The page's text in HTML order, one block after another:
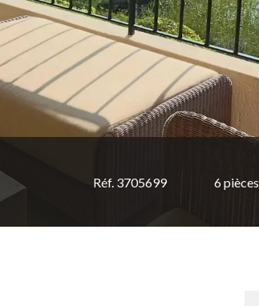
Réf. 3705699 6 pièces